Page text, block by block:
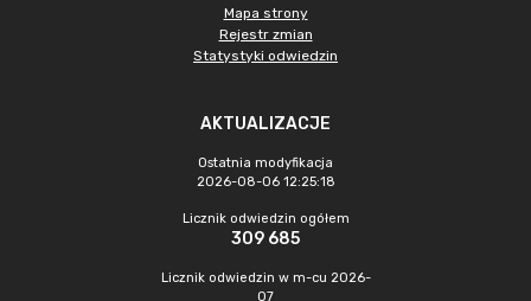
Mapa strony
Rejestr zmian
Statystyki odwiedzin
AKTUALIZACJE
Ostatnia modyfikacja
2026-08-06 12:25:18
Licznik odwiedzin ogółem
309 685
Licznik odwiedzin w m-cu 2026-
07